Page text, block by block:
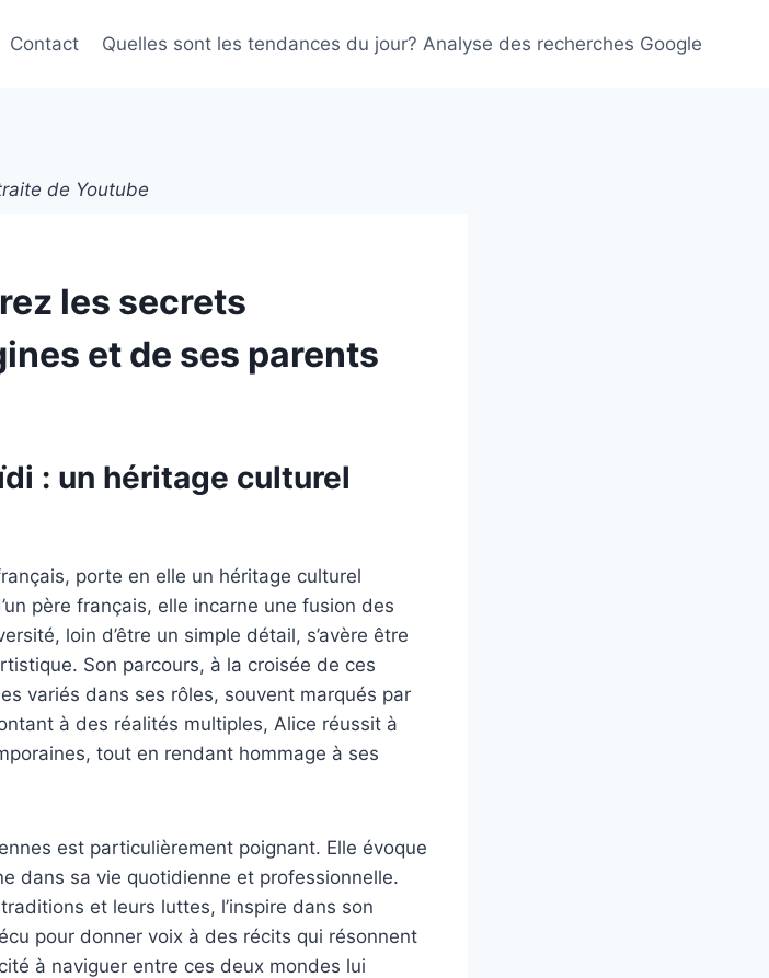
Contact Quelles sont les tendances du jour? Analyse des recherches Google
de Youtube
les secrets
et de ses parents
: un héritage culturel
porte en elle un héritage culturel
père français, elle incarne une fusion des
loin d’être un simple détail, s’avère être
Son parcours, à la croisée de ces
variés dans ses rôles, souvent marqués par
à des réalités multiples, Alice réussit à
tout en rendant hommage à ses
est particulièrement poignant. Elle évoque
dans sa vie quotidienne et professionnelle.
et leurs luttes, l’inspire dans son
pour donner voix à des récits qui résonnent
à naviguer entre ces deux mondes lui